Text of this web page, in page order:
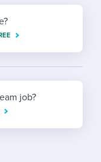
people
brand
experiences
job?